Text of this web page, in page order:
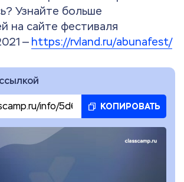
Узнайте больше
на сайте фестиваля
— https://rvland.ru/abunafest/
КОПИРОВАТЬ